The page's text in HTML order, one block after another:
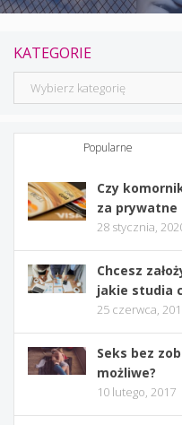
KATEGORIE
Kategorie
Popularne
Czy
za prywatne
28 stycznia,
Chcesz
jakie studia
25 czerwca,
Seks bez
możliwe?
10 lutego, 2017